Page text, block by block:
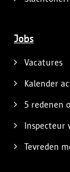
Jobs
Vacatures
Kalender
5 redenen
Inspecteur
Tevreden